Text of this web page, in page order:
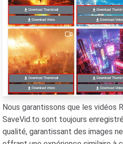
Nous garantissons que les vidéos
SaveVid.to sont toujours
qualité, garantissant des images